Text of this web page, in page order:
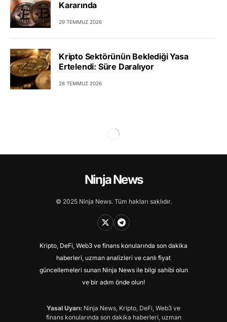
Kararında
29 TEMMUZ 2026
Kripto Sektörünün Beklediği Yasa
Ertelendi: Süre Daralıyor
28 TEMMUZ 2026
Ninja News
© 2025 Ninja News. Tüm hakları saklıdır.
Kripto, DeFi, Web3 ve finans konularında son dakika
haberleri, uzman analizleri ve canlı fiyat
güncellemeleri sunan Ninja News ile bilgi sahibi olun
ve bir adım önde olun!
Yasal Uyarı: Ninja News, Kripto, DeFi, Web3 ve
finans konularında son dakika haberleri, uzman